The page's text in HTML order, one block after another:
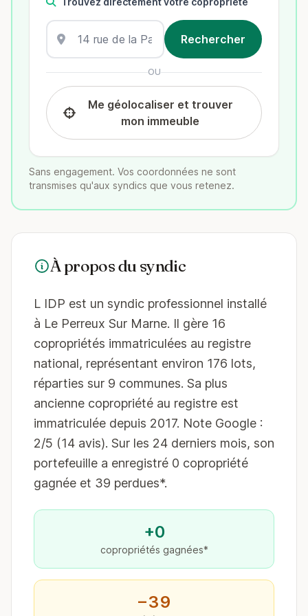
OU
Me géolocaliser et trouver
mon immeuble
Sans engagement. Vos coordonnées ne sont
transmises qu'aux syndics que vous retenez.
À propos du syndic
L IDP est un syndic professionnel installé
à Le Perreux Sur Marne. Il gère 16
copropriétés immatriculées au registre
national, représentant environ 176 lots,
réparties sur 9 communes. Sa plus
ancienne copropriété au registre est
immatriculée depuis 2017. Note Google :
2/5 (14 avis). Sur les 24 derniers mois, son
portefeuille a enregistré 0 copropriété
gagnée et 39 perdues*.
+0
copropriétés gagnées*
−39